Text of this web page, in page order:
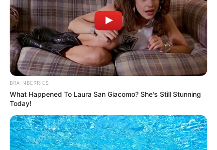
BRAINBERRIES
What Happened To Laura San Giacomo? She's Still Stunning
Today!